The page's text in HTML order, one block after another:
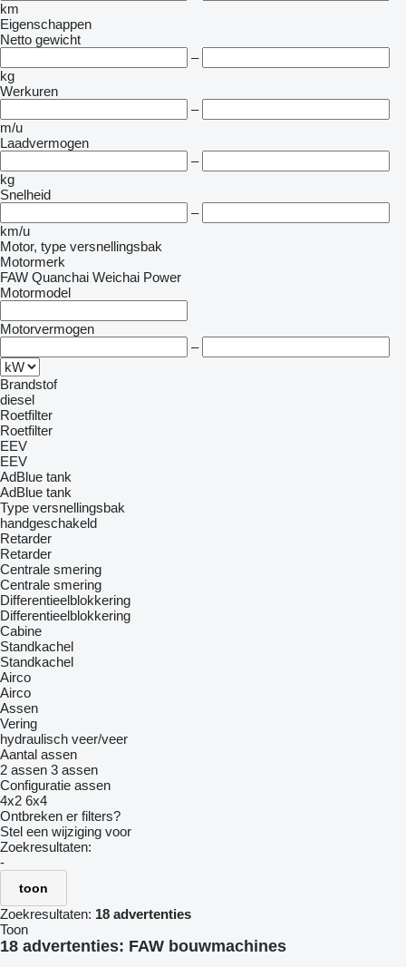
km
Eigenschappen
Netto gewicht
–
kg
Werkuren
–
m/u
Laadvermogen
–
kg
Snelheid
–
km/u
Motor, type versnellingsbak
Motormerk
FAW Quanchai Weichai Power
Motormodel
Motorvermogen
–
Brandstof
diesel
Roetfilter
Roetfilter
EEV
EEV
AdBlue tank
AdBlue tank
Type versnellingsbak
handgeschakeld
Retarder
Retarder
Centrale smering
Centrale smering
Differentieelblokkering
Differentieelblokkering
Cabine
Standkachel
Standkachel
Airco
Airco
Assen
Vering
hydraulisch veer/veer
Aantal assen
2 assen 3 assen
Configuratie assen
4x2 6x4
Ontbreken er filters?
Stel een wijziging voor
Zoekresultaten:
-
toon
Zoekresultaten: 18 advertenties
Toon
18 advertenties: FAW bouwmachines